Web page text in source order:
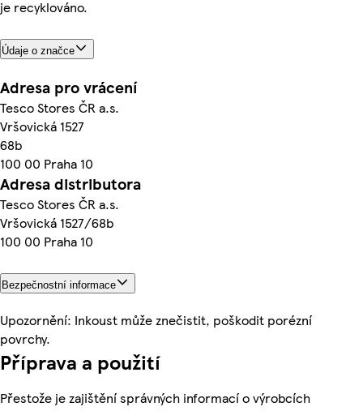
je recyklováno.
Údaje o značce
Adresa pro vrácení
Tesco Stores ČR a.s.
Vršovická 1527
68b
100 00 Praha 10
Adresa distributora
Tesco Stores ČR a.s.
Vršovická 1527/68b
100 00 Praha 10
Bezpečnostní informace
Upozornění: Inkoust může znečistit, poškodit porézní
povrchy.
Příprava a použití
Přestože je zajištění správných informací o výrobcích